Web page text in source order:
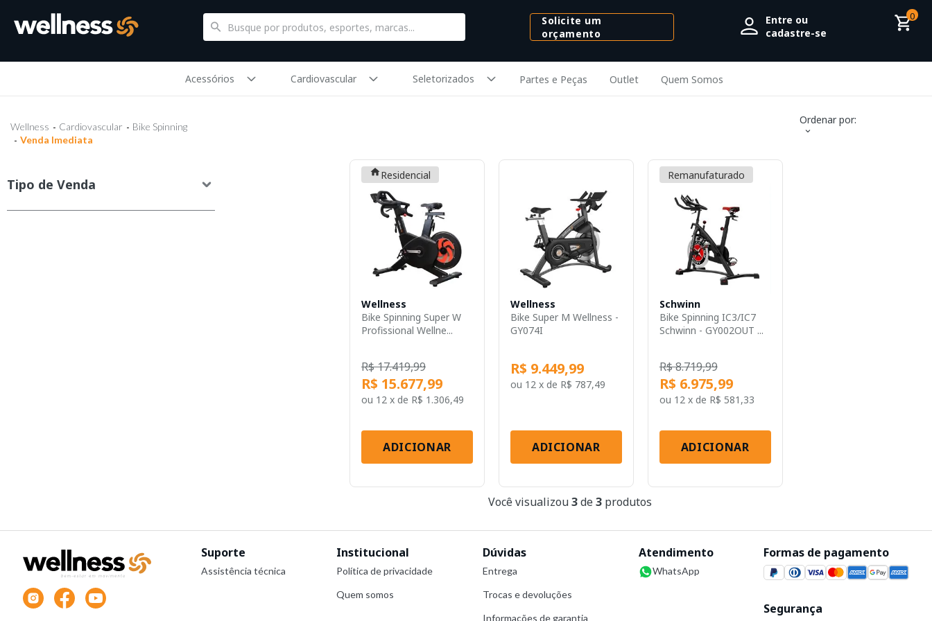
Solicite um
orçamento
Entre ou
cadastre-se
0
Acessórios Cardiovascular Seletorizados Partes e Peças Outlet Quem Somos
Wellness Cardiovascular
Bike Spinning
Venda Imediata
Tipo de Venda
Ordenar por:
Residencial
Wellness
Bike Spinning Super W
Profissional Wellne...
R$ 17.419,99
R$ 15.677,99
ou 12 x de R$ 1.306,49
ADICIONAR
Wellness
Bike Super M Wellness -
GY074I
R$ 9.449,99
ou 12 x de R$ 787,49
ADICIONAR
Remanufaturado
Schwinn
Bike Spinning IC3/IC7
Schwinn - GY002OUT ...
R$ 8.719,99
R$ 6.975,99
ou 12 x de R$ 581,33
ADICIONAR
Você visualizou3de3 produtos
Suporte
Assistência técnica
Institucional
Política de privacidade
Quem somos
Dúvidas
Entrega
Trocas e devoluções
Informações de garantia
Atendimento
WhatsApp
Formas de pagamento
Segurança